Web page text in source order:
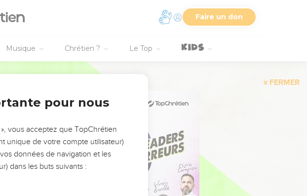
Faire un don
Musique Chrétien ? Le Top
FERMER
voit
pour nous
vous acceptez que TopChrétien
unique de votre compte utilisateur)
données de navigation et les
dans les buts suivants :